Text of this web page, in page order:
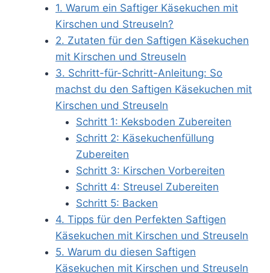
1. Warum ein Saftiger Käsekuchen mit
Kirschen und Streuseln?
2. Zutaten für den Saftigen Käsekuchen
mit Kirschen und Streuseln
3. Schritt-für-Schritt-Anleitung: So
machst du den Saftigen Käsekuchen mit
Kirschen und Streuseln
Schritt 1: Keksboden Zubereiten
Schritt 2: Käsekuchenfüllung
Zubereiten
Schritt 3: Kirschen Vorbereiten
Schritt 4: Streusel Zubereiten
Schritt 5: Backen
4. Tipps für den Perfekten Saftigen
Käsekuchen mit Kirschen und Streuseln
5. Warum du diesen Saftigen
Käsekuchen mit Kirschen und Streuseln